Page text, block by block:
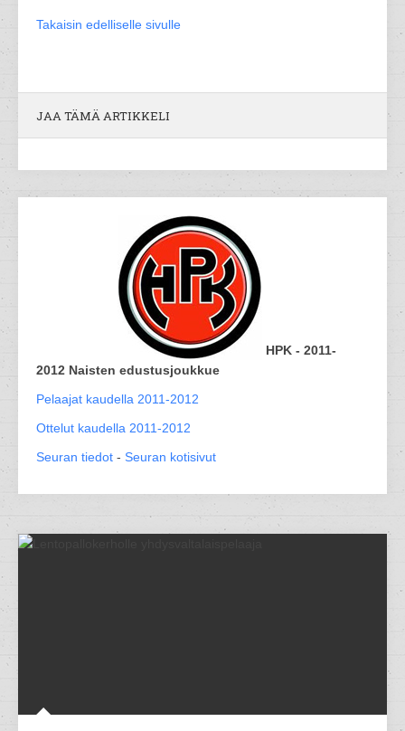
Takaisin edelliselle sivulle
JAA TÄMÄ ARTIKKELI
HPK - 2011-
2012 Naisten edustusjoukkue
Pelaajat kaudella 2011-2012
Ottelut kaudella 2011-2012
Seuran tiedot - Seuran kotisivut